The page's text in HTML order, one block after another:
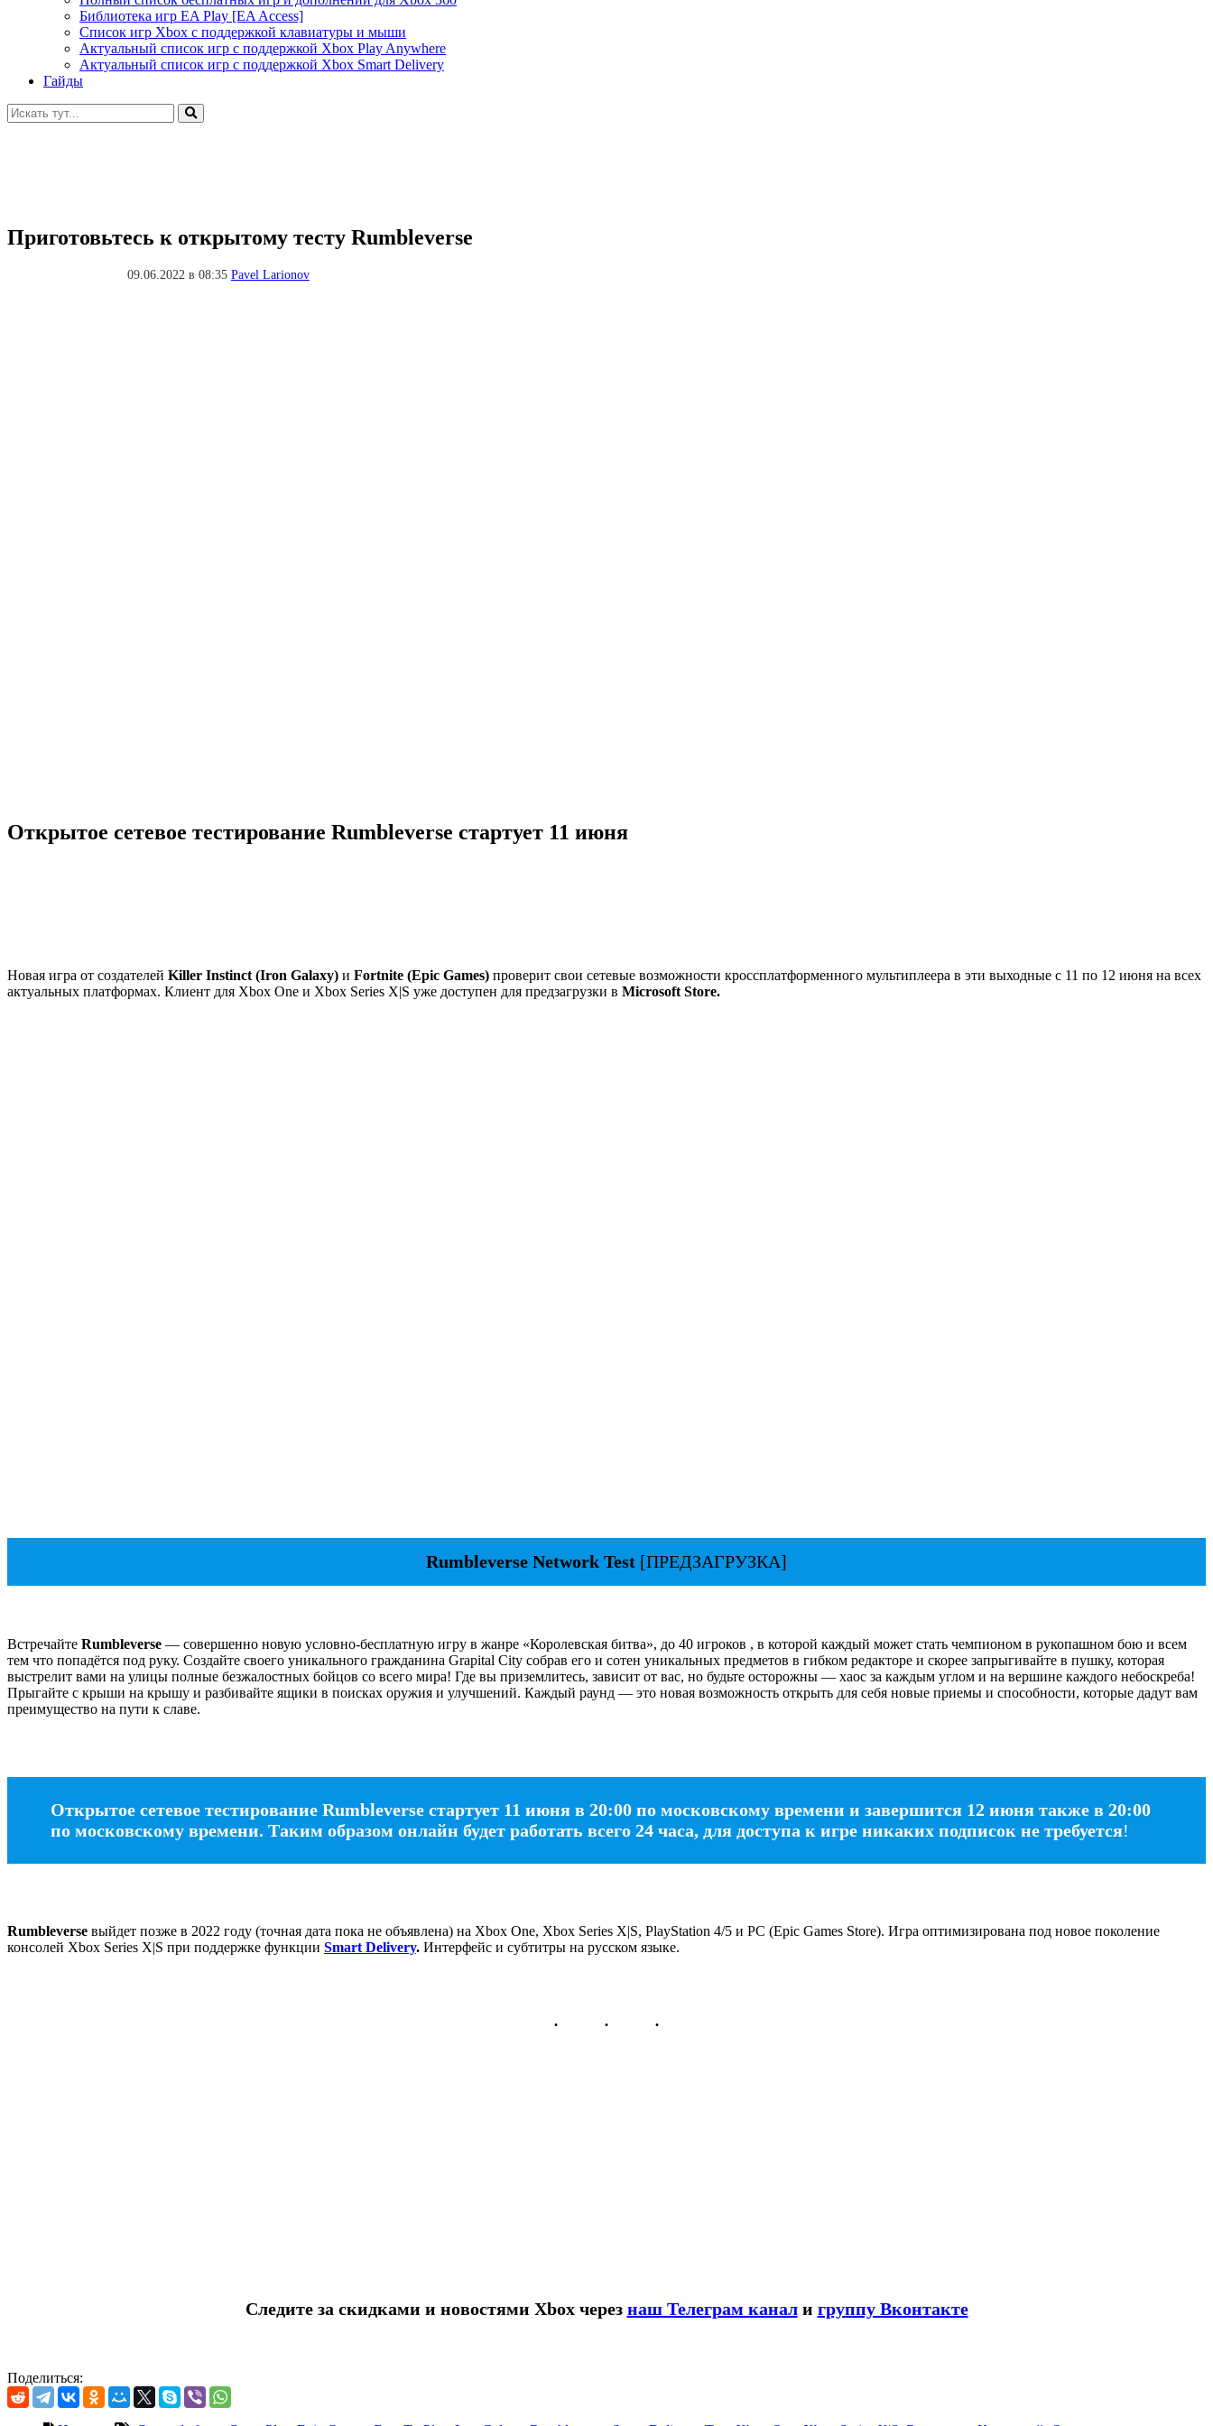
Библиотека игр EA Play [EA Access]
Список игр Xbox c поддержкой клавиатуры и мыши
Актуальный список игр с поддержкой Xbox Play Anywhere
Актуальный список игр с поддержкой Xbox Smart Delivery
Гайды
Искать:
Приготовьтесь к открытому тесту Rumbleverse
09.06.2022 в 08:35 Pavel Larionov
Открытое сетевое тестирование Rumbleverse стартует 11 июня
Новая игра от создателей Killer Instinct (Iron Galaxy) и Fortnite (Epic Games) проверит свои сетевые возможности кроссплатформенного мультиплеера в эти выходные с 11 по 12 июня на всех
актуальных платформах. Клиент для Xbox One и Xbox Series X|S уже доступен для предзагрузки в Microsoft Store.
Rumbleverse Network Test [ПРЕДЗАГРУЗКА]
Встречайте Rumbleverse — совершенно новую условно-бесплатную игру в жанре «Королевская битва», до 40 игроков , в которой каждый может стать чемпионом в рукопашном бою и всем
тем что попадётся под руку. Создайте своего уникального гражданина Grapital City собрав его и сотен уникальных предметов в гибком редакторе и скорее запрыгивайте в пушку, которая
выстрелит вами на улицы полные безжалостных бойцов со всего мира! Где вы приземлитесь, зависит от вас, но будьте осторожны — хаос за каждым углом и на вершине каждого небоскреба!
Прыгайте с крыши на крышу и разбивайте ящики в поисках оружия и улучшений. Каждый раунд — это новая возможность открыть для себя новые приемы и способности, которые дадут вам
преимущество на пути к славе.
Открытое сетевое тестирование Rumbleverse стартует 11 июня в 20:00 по московскому времени и завершится 12 июня также в 20:00
по московскому времени. Таким образом онлайн будет работать всего 24 часа, для доступа к игре никаких подписок не требуется!
Rumbleverse выйдет позже в 2022 году (точная дата пока не объявлена) на Xbox One, Xbox Series X|S, PlayStation 4/5 и РС (Epic Games Store). Игра оптимизирована под новое поколение
консолей Xbox Series X|S при поддержке функции Smart Delivery. Интерфейс и субтитры на русском языке.
Следите за скидками и новостями Xbox через наш Телеграм канали группу Вконтакте
Поделиться: